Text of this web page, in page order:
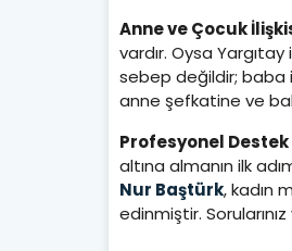
Anne ve Çocuk
vardır. Oysa
sebep değildir; baba
anne şefkatine ve
Profesyonel
altına almanın ilk
Nur Baştürk, kadın
edinmiştir.